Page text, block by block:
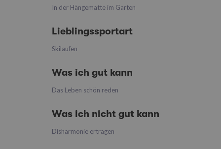
In der Hängematte im Garten
Lieblingssportart
Skilaufen
Was ich gut kann
Das Leben schön reden
Was ich nicht gut kann
Disharmonie ertragen